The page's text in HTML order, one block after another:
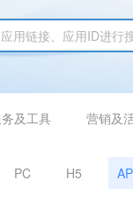
及工具 营销及
PC H5